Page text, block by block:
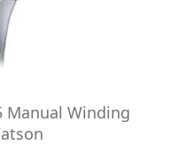
Manual Winding